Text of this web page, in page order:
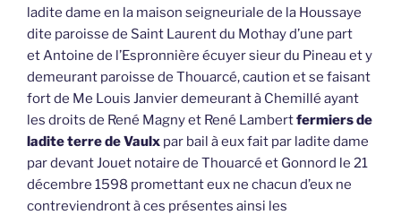
ladite dame en la maison seigneuriale de la Houssaye
dite paroisse de Saint Laurent du Mothay d’une part
et Antoine de l’Espronnière écuyer sieur du Pineau et y
demeurant paroisse de Thouarcé, caution et se faisant
fort de Me Louis Janvier demeurant à Chemillé ayant
les droits de René Magny et René Lambertfermiers de
ladite terre de Vaulx par bail à eux fait par ladite dame
par devant Jouet notaire de Thouarcé et Gonnord le 21
décembre 1598 promettant eux ne chacun d’eux ne
contreviendront à ces présentes ainsi les